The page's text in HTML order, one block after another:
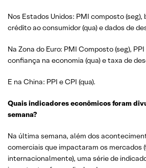
Nos Estados Unidos: PMI composto
crédito ao consumidor (qua) e dados de
Na Zona do Euro: PMI Composto (seg), PPI
confiança na economia (qua) e taxa de
E na China: PPI e CPI (qua).
Quais indicadores econômicos foram
semana?
Na última semana, além dos
comerciais que impactaram os mercados
internacionalmente), uma série de